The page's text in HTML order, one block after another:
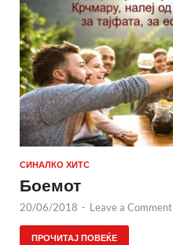
СИНАЛКО ХИТС
Боемот
20/06/2018 - Leave a Comment
ПРОЧИТАЈ ПОВЕЌЕ